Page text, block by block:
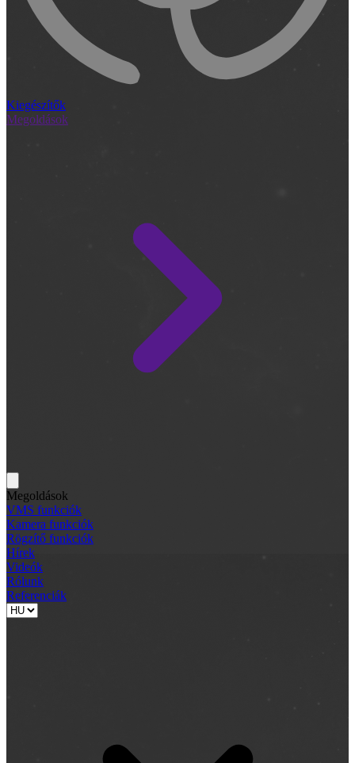
Kiegészítők
Megoldások
Megoldások
VMS funkciók
Kamera funkciók
Rögzítő funkciók
Hírek
Videók
Rólunk
Referenciák